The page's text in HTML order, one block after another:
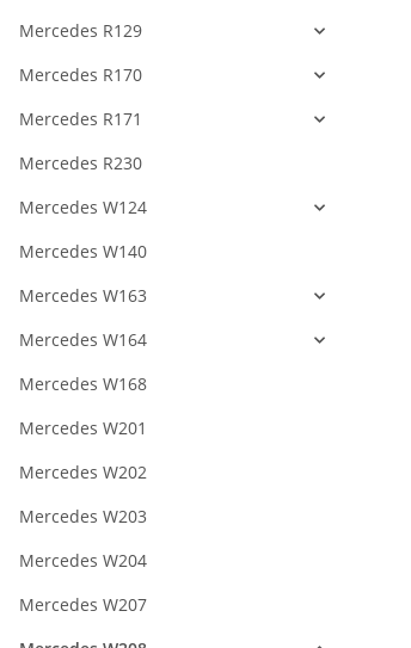
Mercedes R129
Mercedes R170
Mercedes R171
Mercedes R230
Mercedes W124
Mercedes W140
Mercedes W163
Mercedes W164
Mercedes W168
Mercedes W201
Mercedes W202
Mercedes W203
Mercedes W204
Mercedes W207